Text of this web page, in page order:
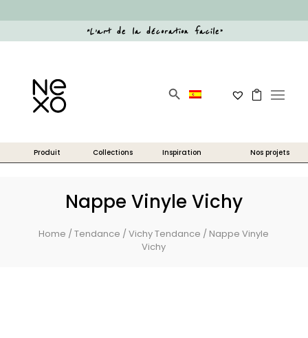
“L’art de la décoration facile”
Nappe Vinyle Vichy
Home /Tendance /Vichy Tendance / Nappe Vinyle
Vichy